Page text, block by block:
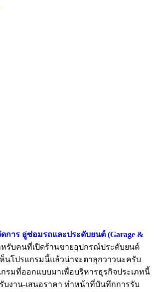
การ อู่ซ่อมรถและประดับยนต์ (Garage &
หรับคนที่เปิดร้านขายอุปกรณ์ประดับยนต์
นโปรแกรมนี้แล้วน่าจะตาลุกวาวนะครับ
กรมที่ออกแบบมาเพื่อบริหารธุรกิจประเภทนี้
บงาน-เสนอราคา ทำหน้าที่บันทึกการรับ